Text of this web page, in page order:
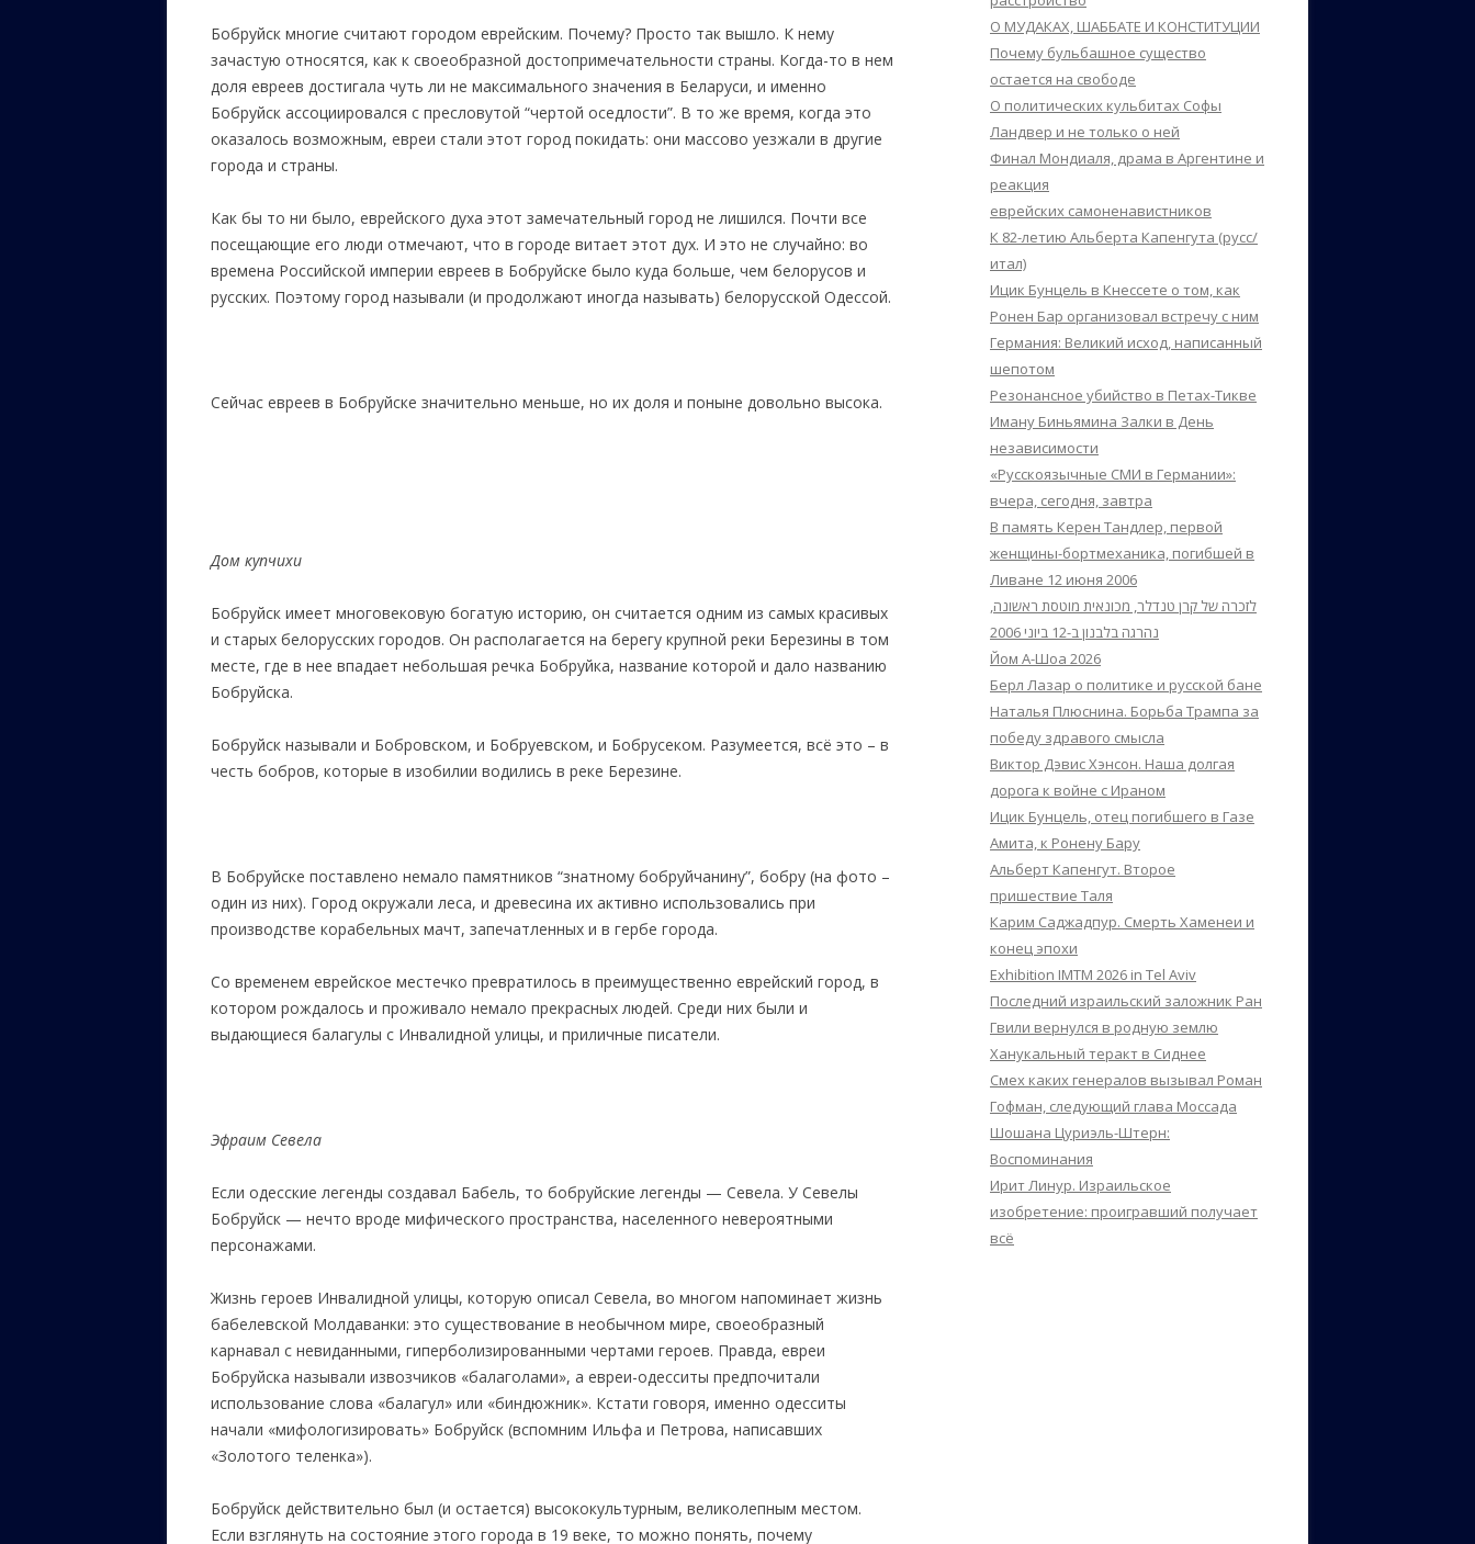
ЕВРЕЙСКАЯ ЖИЗНЬ В
КАЛИНКОВИЧАХ СЕЙЧАС
ОЗАРИЧИ
ИНФОРМАЦИЯ К СТАРОМУ
ВАШИ ПИСЬМА
ОТЗЫВЫ, ПРЕДЛОЖЕНИЯ,
УТОЧНЕНИЯ, ДОПОЛНЕНИЯ
КТО КОГО ИЩЕТ
Бобруйск многие считают городом еврейским. Почему? Просто так вышло. К нему
зачастую относятся, как к своеобразной достопримечательности страны. Когда-то в нем
доля евреев достигала чуть ли не максимального значения в Беларуси, и именно
Бобруйск ассоциировался с пресловутой “чертой оседлости”. В то же время, когда это
оказалось возможным, евреи стали этот город покидать: они массово уезжали в другие
города и страны.
Как бы то ни было, еврейского духа этот замечательный город не лишился. Почти все
посещающие его люди отмечают, что в городе витает этот дух. И это не случайно: во
времена Российской империи евреев в Бобруйске было куда больше, чем белорусов и
русских. Поэтому город называли (и продолжают иногда называть) белорусской Одессой.
Сейчас евреев в Бобруйске значительно меньше, но их доля и поныне довольно высока.
Дом купчихи
Бобруйск имеет многовековую богатую историю, он считается одним из самых красивых
и старых белорусских городов. Он располагается на берегу крупной реки Березины в том
месте, где в нее впадает небольшая речка Бобруйка, название которой и дало названию
Бобруйска.
Бобруйск называли и Бобровском, и Бобруевском, и Бобрусеком. Разумеется, всё это – в
честь бобров, которые в изобилии водились в реке Березине.
В Бобруйске поставлено немало памятников “знатному бобруйчанину”, бобру (на фото –
один из них). Город окружали леса, и древесина их активно использовались при
производстве корабельных мачт, запечатленных и в гербе города.
Со временем еврейское местечко превратилось в преимущественно еврейский город, в
котором рождалось и проживало немало прекрасных людей. Среди них были и
выдающиеся балагулы с Инвалидной улицы, и приличные писатели.
Эфраим Севела
Если одесские легенды создавал Бабель, то бобруйские легенды — Севела. У Севелы
Бобруйск — нечто вроде мифического пространства, населенного невероятными
персонажами.
Жизнь героев Инвалидной улицы, которую описал Севела, во многом напоминает жизнь
бабелевской Молдаванки: это существование в необычном мире, своеобразный
карнавал с невиданными, гиперболизированными чертами героев. Правда, евреи
Бобруйска называли извозчиков «балаголами», а евреи-одесситы предпочитали
использование слова «балагул» или «биндюжник». Кстати говоря, именно одесситы
начали «мифологизировать» Бобруйск (вспомним Ильфа и Петрова, написавших
«Золотого теленка»).
Бобруйск действительно был (и остается) высококультурным, великолепным местом.
Если взглянуть на состояние этого города в 19 веке, то можно понять, почему
О МУДАКАХ, ШАББАТЕ И КОНСТИТУЦИИ
Почему бульбашное существо
остается на свободе
О политических кульбитах Софы
Ландвер и не только о ней
Финал Мондиаля, драма в Аргентине и
реакция
еврейских самоненавистников
К 82-летию Альберта Капенгута (русс/
итал)
Ицик Бунцель в Кнессете о том, как
Ронен Бар организовал встречу с ним
Германия: Великий исход, написанный
шепотом
Резонансное убийство в Петах-Тикве
Иману Биньямина Залки в День
независимости
«Русскоязычные СМИ в Германии»:
вчера, сегодня, завтра
В память Керен Тандлер, первой
женщины-бортмеханика, погибшей в
Ливане 12 июня 2006
לזכרה של קרן טנדלר, מכונאית מוטסת ראשונה,
נהרגה בלבנון ב-12 ביוני 2006
Йом А-Шоа 2026
Берл Лазар о политике и русской бане
Наталья Плюснина. Борьба Трампа за
победу здравого смысла
Виктор Дэвис Хэнсон. Наша долгая
дорога к войне с Ираном
Ицик Бунцель, отец погибшего в Газе
Амита, к Ронену Бару
Альберт Капенгут. Второе
пришествие Таля
Карим Саджадпур. Смерть Хаменеи и
конец эпохи
Exhibition IMTM 2026 in Tel Aviv
Последний израильский заложник Ран
Гвили вернулся в родную землю
Ханукальный теракт в Сиднее
Смех каких генералов вызывал Роман
Гофман, следующий глава Моссада
Шошана Цуриэль-Штерн:
Воспоминания
Ирит Линур. Израильское
изобретение: проигравший получает
всё